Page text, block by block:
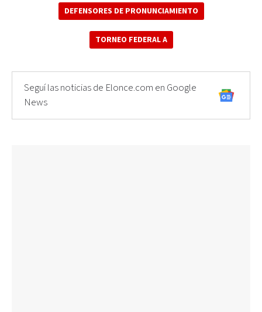
DEFENSORES DE PRONUNCIAMIENTO
TORNEO FEDERAL A
Seguí las noticias de Elonce.com en Google
News